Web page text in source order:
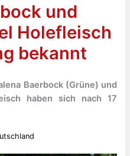
und
Holefleisch
bekannt
Baerbock (Grüne) und
haben sich nach 17